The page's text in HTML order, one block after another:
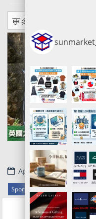
April 29, 2022
Sport Direct代購/代運/集運服